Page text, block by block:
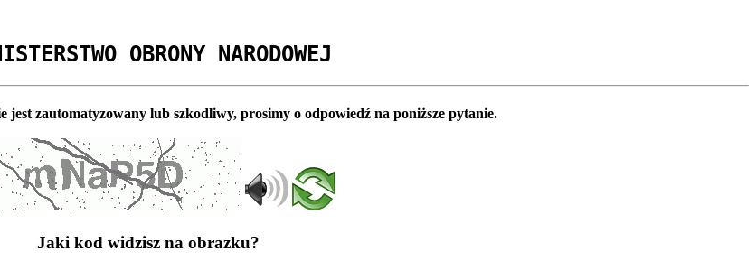
OBRONY NARODOWEJ
jest zautomatyzowany lub szkodliwy, prosimy o odpowiedź na poniższe pytanie.
Jaki kod widzisz na obrazku?